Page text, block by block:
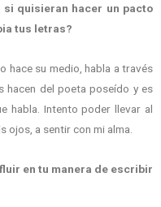
quisieran hacer un pacto
tus letras?
hace su medio, habla a través
hacen del poeta poseído y es
habla. Intento poder llevar al
ojos, a sentir con mi alma.
en tu manera de escribir